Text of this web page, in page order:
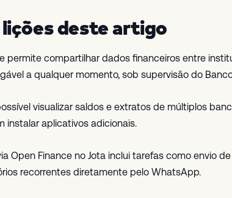
deste artigo
permite compartilhar dados financeiros entre
a qualquer momento, sob supervisão do
visualizar saldos e extratos de múltiplos
instalar aplicativos adicionais.
Open Finance no Jota inclui tarefas como envio
recorrentes diretamente pelo WhatsApp.